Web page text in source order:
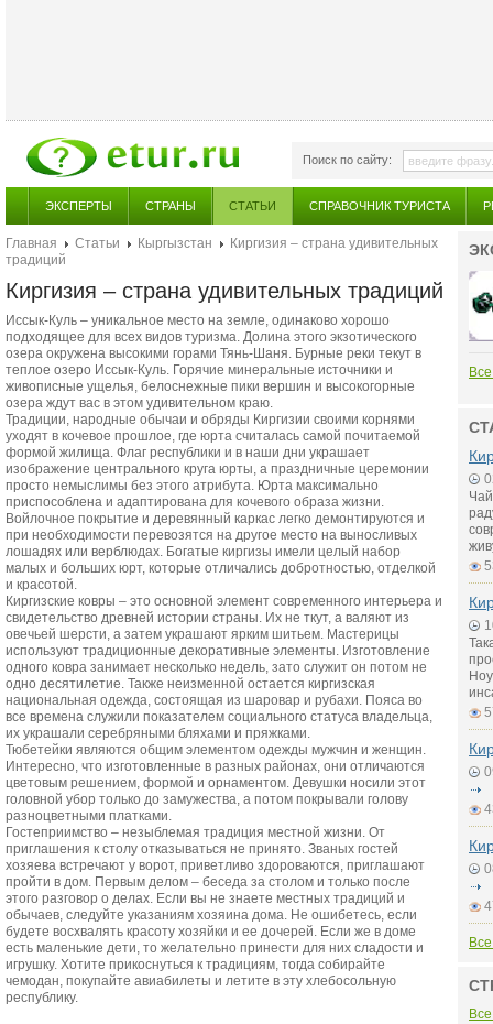
Поиск по сайту:
ЭКСПЕРТЫ СТРАНЫ СТАТЬИ СПРАВОЧНИК ТУРИСТА
Главная Статьи Кыргызстан
Киргизия – страна удивительных
традиций
Киргизия – страна удивительных традиций
Иссык-Куль – уникальное место на земле, одинаково хорошо
подходящее для всех видов туризма. Долина этого экзотического
озера окружена высокими горами Тянь-Шаня. Бурные реки текут в
теплое озеро Иссык-Куль. Горячие минеральные источники и
живописные ущелья, белоснежные пики вершин и высокогорные
озера ждут вас в этом удивительном краю.
Традиции, народные обычаи и обряды Киргизии своими корнями
уходят в кочевое прошлое, где юрта считалась самой почитаемой
формой жилища. Флаг республики и в наши дни украшает
изображение центрального круга юрты, а праздничные церемонии
просто немыслимы без этого атрибута. Юрта максимально
приспособлена и адаптирована для кочевого образа жизни.
Войлочное покрытие и деревянный каркас легко демонтируются и
при необходимости перевозятся на другое место на выносливых
лошадях или верблюдах. Богатые киргизы имели целый набор
малых и больших юрт, которые отличались добротностью, отделкой
и красотой.
Киргизские ковры – это основной элемент современного интерьера и
свидетельство древней истории страны. Их не ткут, а валяют из
овечьей шерсти, а затем украшают ярким шитьем. Мастерицы
используют традиционные декоративные элементы. Изготовление
одного ковра занимает несколько недель, зато служит он потом не
одно десятилетие. Также неизменной остается киргизская
национальная одежда, состоящая из шаровар и рубахи. Пояса во
все времена служили показателем социального статуса владельца,
их украшали серебряными бляхами и пряжками.
Тюбетейки являются общим элементом одежды мужчин и женщин.
Интересно, что изготовленные в разных районах, они отличаются
цветовым решением, формой и орнаментом. Девушки носили этот
головной убор только до замужества, а потом покрывали голову
разноцветными платками.
Гостеприимство – незыблемая традиция местной жизни. От
приглашения к столу отказываться не принято. Званых гостей
хозяева встречают у ворот, приветливо здороваются, приглашают
пройти в дом. Первым делом – беседа за столом и только после
этого разговор о делах. Если вы не знаете местных традиций и
обычаев, следуйте указаниям хозяина дома. Не ошибетесь, если
будете восхвалять красоту хозяйки и ее дочерей. Если же в доме
есть маленькие дети, то желательно принести для них сладости и
игрушку. Хотите прикоснуться к традициям, тогда собирайте
чемодан, покупайте авиабилеты и летите в эту хлебосольную
республику.